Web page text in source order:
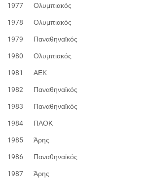
1977 Ολυμπιακός
1978 Ολυμπιακός
1979 Παναθηναϊκός
1980 Ολυμπιακός
1981 ΑΕΚ
1982 Παναθηναϊκός
1983 Παναθηναϊκός
1984 ΠΑΟΚ
1985 Άρης
1986 Παναθηναϊκός
1987 Άρης